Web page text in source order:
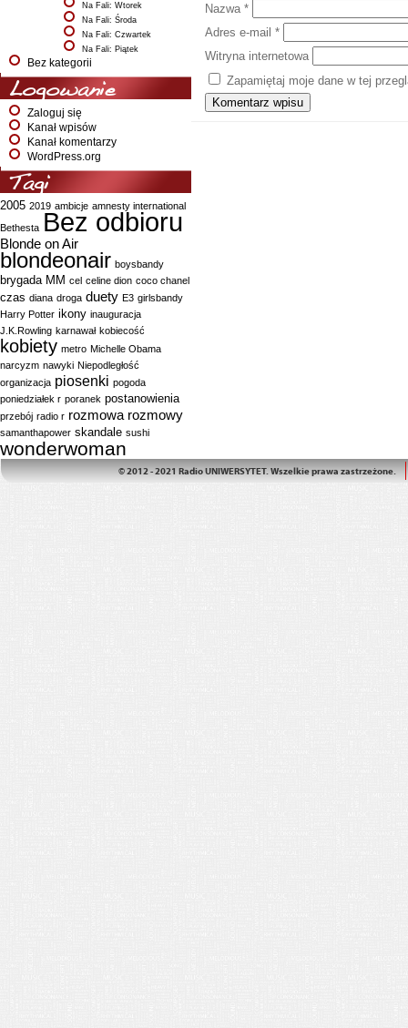
Na Fali: Wtorek
Na Fali: Środa
Na Fali: Czwartek
Na Fali: Piątek
Bez kategorii
Logowanie
Zaloguj się
Kanał wpisów
Kanał komentarzy
WordPress.org
Tagi
2005 2019 ambicje amnesty international
Bethesta Bez odbioru
Blonde on Air
blondeonair boysbandy
brygada MM cel celine dion coco chanel
czas diana droga duety E3 girlsbandy
Harry Potter ikony inauguracja
J.K.Rowling karnawał kobiecość
kobiety metro Michelle Obama
narcyzm nawyki Niepodległość
organizacja piosenki pogoda
poniedziałek r poranek postanowienia
przebój radio r rozmowa rozmowy
samanthapower skandale sushi
wonderwoman
Nazwa *
Adres e-mail *
Witryna internetowa
Zapamiętaj moje dane w tej
© 2012 - 2021 Radio UNIWERSYTET. Wszelkie prawa zastrzeżone.